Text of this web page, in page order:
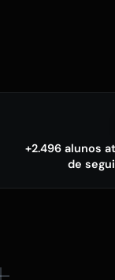
+2.496 alunos
de